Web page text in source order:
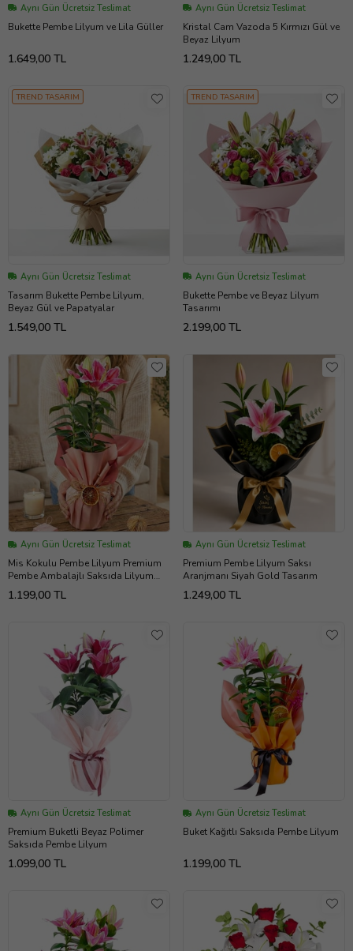
Aynı Gün Ücretsiz Teslimat
Bukette Pembe Lilyum ve Lila Güller
1.649,00 TL
Aynı Gün Ücretsiz Teslimat
Kristal Cam Vazoda 5 Kırmızı Gül ve
Beyaz Lilyum
1.249,00 TL
TREND TASARIM
Aynı Gün Ücretsiz Teslimat
Tasarım Bukette Pembe Lilyum,
Beyaz Gül ve Papatyalar
1.549,00 TL
TREND TASARIM
Aynı Gün Ücretsiz Teslimat
Bukette Pembe ve Beyaz Lilyum
Tasarımı
2.199,00 TL
Aynı Gün Ücretsiz Teslimat
Mis Kokulu Pembe Lilyum Premium
Pembe Ambalajlı Saksıda Lilyum
Bitkisi
1.199,00 TL
Aynı Gün Ücretsiz Teslimat
Premium Pembe Lilyum Saksı
Aranjmanı Siyah Gold Tasarım
1.249,00 TL
Aynı Gün Ücretsiz Teslimat
Premium Buketli Beyaz Polimer
Saksıda Pembe Lilyum
1.099,00 TL
Aynı Gün Ücretsiz Teslimat
Buket Kağıtlı Saksıda Pembe Lilyum
1.199,00 TL